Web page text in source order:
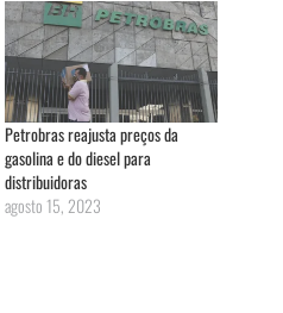
Petrobras reajusta preços da
gasolina e do diesel para
distribuidoras
agosto 15, 2023